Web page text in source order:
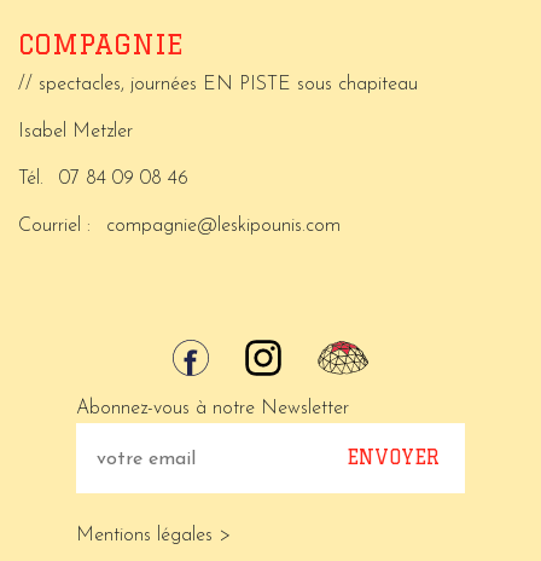
COMPAGNIE
// spectacles, journées EN PISTE sous chapiteau
Isabel Metzler
Tél. 07 84 09 08 46
Courriel : compagnie@leskipounis.com
Abonnez-vous à notre Newsletter
Mentions légales >